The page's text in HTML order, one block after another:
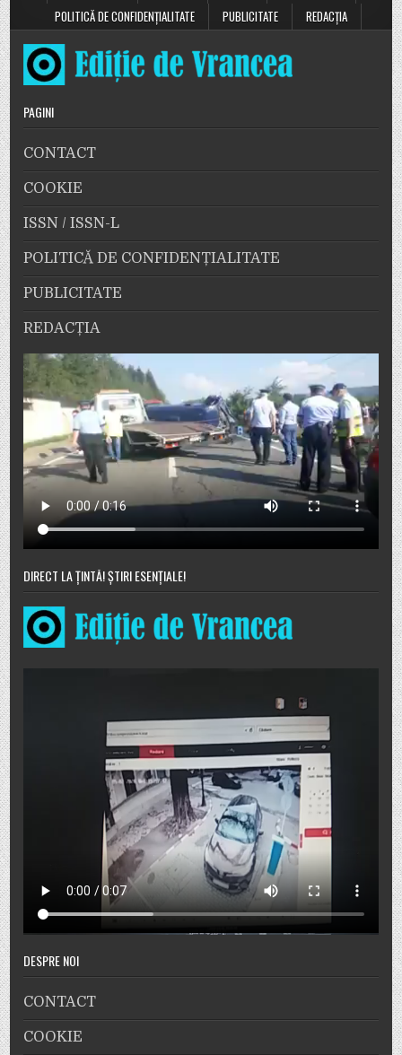
POLITICĂ DE CONFIDENȚIALITATE
PUBLICITATE REDACȚIA
PAGINI
CONTACT
COOKIE
ISSN / ISSN-L
POLITICĂ DE CONFIDENȚIALITATE
PUBLICITATE
REDACȚIA
DIRECT LA ȚINTĂ! ȘTIRI ESENȚIALE!
DESPRE NOI
CONTACT
COOKIE